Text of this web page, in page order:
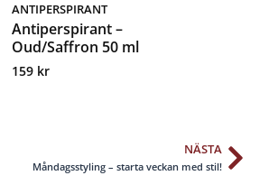
ANTIPERSPIRANT
Antiperspirant –
Oud/Saffron 50 ml
159 kr
NÄSTA
Måndagsstyling – starta veckan med stil!